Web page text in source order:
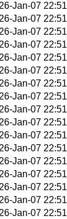
Jan-07 22:51
Jan-07 22:51
Jan-07 22:51
Jan-07 22:51
Jan-07 22:51
Jan-07 22:51
Jan-07 22:51
Jan-07 22:51
Jan-07 22:51
Jan-07 22:51
Jan-07 22:51
Jan-07 22:51
Jan-07 22:51
Jan-07 22:51
Jan-07 22:51
Jan-07 22:51
Jan-07 22:51